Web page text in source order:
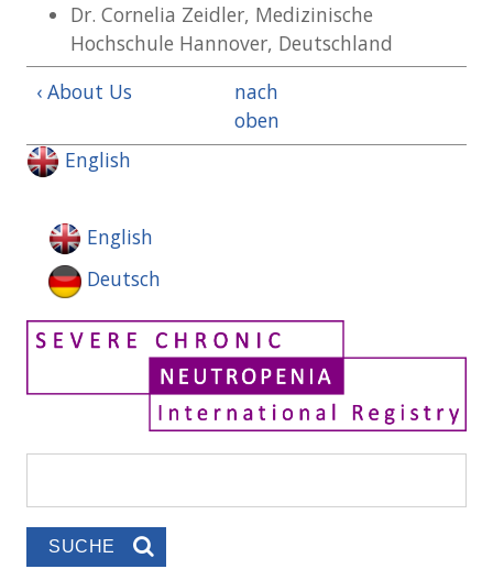
Dr. Cornelia Zeidler, Medizinische
Hochschule Hannover, Deutschland
‹ About Us
nach
oben
English
English
Deutsch